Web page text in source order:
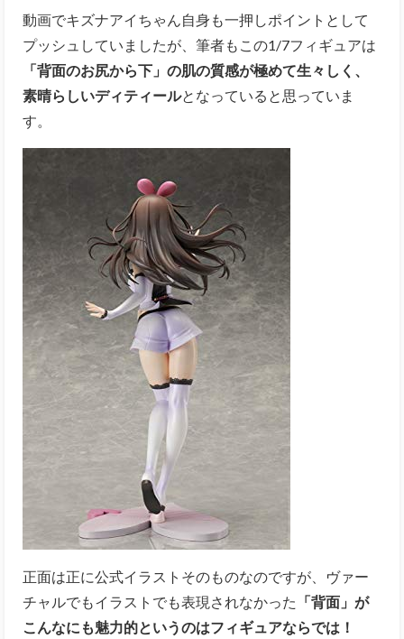
動画でキズナアイちゃん自身も一押しポイントとして
プッシュしていましたが、筆者もこの1/7フィギュアは
「背面のお尻から下」の肌の質感が極めて生々しく、
素晴らしいディティールとなっていると思っていま
す。
正面は正に公式イラストそのものなのですが、ヴァー
チャルでもイラストでも表現されなかった 「背面」が
こんなにも魅力的というのはフィギュアならでは！